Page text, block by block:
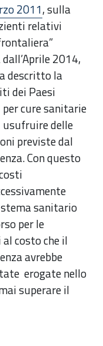
2011, sulla
relativi
2014,
descritto la
dei Paesi
per cure sanitarie
usufruire delle
previste dal
Con questo
sanitario
per le
costo che il
avrebbe
erogate nello
superare il